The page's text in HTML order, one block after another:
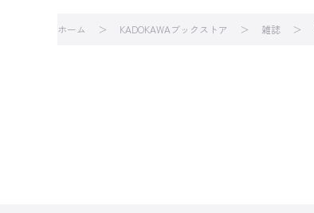
ホーム KADOKAWAブックストア 雑誌